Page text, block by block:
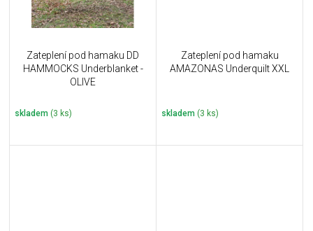
Zateplení pod hamaku DD
HAMMOCKS Underblanket -
OLIVE
skladem (3 ks)
Zateplení pod hamaku
AMAZONAS Underquilt XXL
skladem (3 ks)